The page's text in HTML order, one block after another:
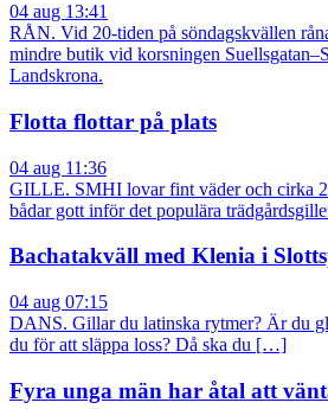
04 aug 13:41
RÅN. Vid 20-tiden på söndagskvällen
mindre butik vid korsningen
Landskrona.
Flotta flottar på plats
04 aug 11:36
GILLE. SMHI lovar fint väder och cirka
bådar gott inför det populära
Bachatakväll med Klenia i
04 aug 07:15
DANS. Gillar du latinska rytmer? Är du
du för att släppa loss? Då ska du […]
Fyra unga män har åtal att